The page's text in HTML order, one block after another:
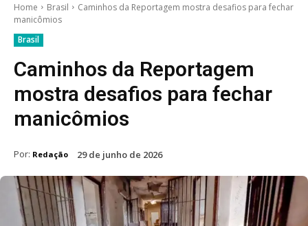
Home Brasil
Caminhos da Reportagem mostra desafios para fechar
manicômios
Brasil
Caminhos da Reportagem
mostra desafios para fechar
manicômios
Por: Redação 29 de junho de 2026